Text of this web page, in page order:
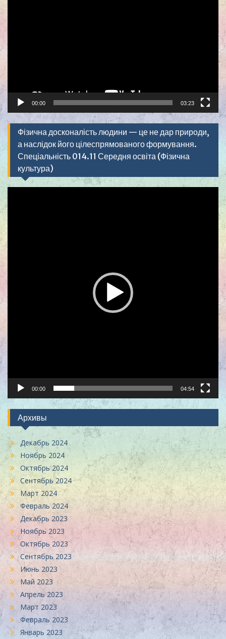
00:00 03:23
Фізична досконалість людини — це не дар природи,
а наслідок його цілеспрямованого формування.
Спеціальність 014.11 Середня освіта (Фізична
культура)
00:00 04:54
Архивы
Декабрь 2024
Ноябрь 2024
Октябрь 2024
Сентябрь 2024
Март 2024
Февраль 2024
Декабрь 2023
Ноябрь 2023
Октябрь 2023
Сентябрь 2023
Июнь 2023
Май 2023
Апрель 2023
Март 2023
Февраль 2023
Январь 2023